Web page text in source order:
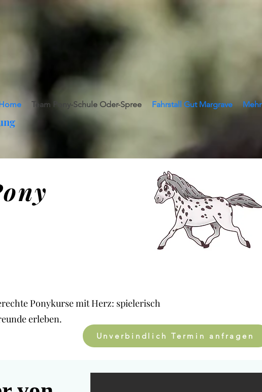
Team Pony-Schule Oder-Spree Fahrstall Gut Margrave Mehr
Ponykurse mit Herz: spielerisch
erleben.
Unverbindlich Termin anfragen